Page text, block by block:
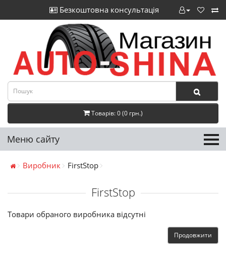
Безкоштовна консультація
Товарів: 0 (0 грн.)
Меню сайту
Виробник FirstStop
FirstStop
Товари обраного виробника відсутні
Продовжити